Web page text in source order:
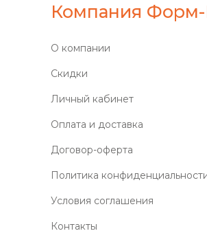
Компания
О компании
Скидки
Личный кабинет
Оплата и доставка
Договор-оферта
Политика
Условия соглашения
Контакты